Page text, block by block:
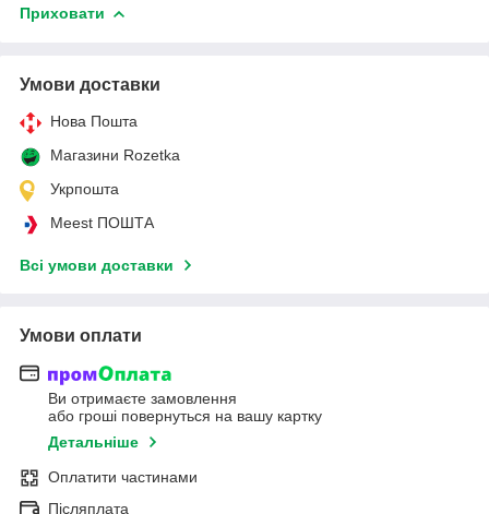
Приховати
Умови доставки
Нова Пошта
Магазини Rozetka
Укрпошта
Meest ПОШТА
Всі умови доставки
Умови оплати
Ви отримаєте замовлення
або гроші повернуться на вашу картку
Детальніше
Оплатити частинами
Післяплата